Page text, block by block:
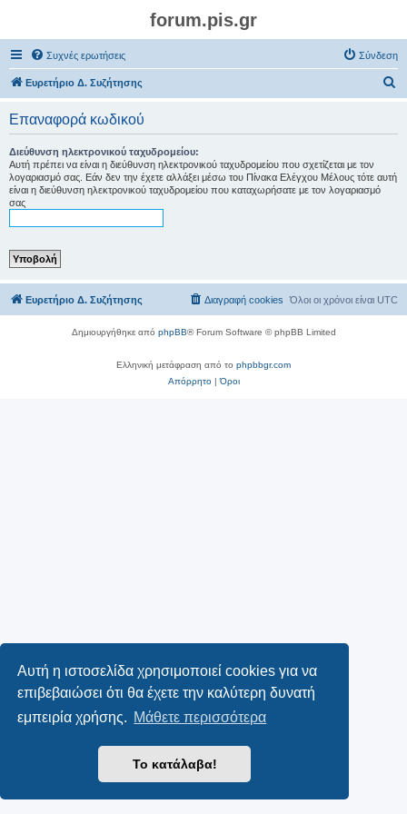
Αυτή η ιστοσελίδα χρησιμοποιεί cookies για να
επιβεβαιώσει ότι θα έχετε την καλύτερη δυνατή
εμπειρία χρήσης. Μάθετε περισσότερα
Το κατάλαβα!
forum.pis.gr
Συχνές ερωτήσεις Σύνδεση
Ευρετήριο Δ. Συζήτησης
Επαναφορά κωδικού
Διεύθυνση ηλεκτρονικού ταχυδρομείου:
Αυτή πρέπει να είναι η διεύθυνση ηλεκτρονικού ταχυδρομείου που σχετίζεται με τον
λογαριασμό σας. Εάν δεν την έχετε αλλάξει μέσω του Πίνακα Ελέγχου Μέλους τότε αυτή
είναι η διεύθυνση ηλεκτρονικού ταχυδρομείου που καταχωρήσατε με τον λογαριασμό
σας
Ευρετήριο Δ. Συζήτησης Όλοι οι χρόνοι είναι UTC
Διαγραφή cookies
Δημιουργήθηκε από phpBB® Forum Software © phpBB Limited
Ελληνική μετάφραση από το phpbbgr.com
Απόρρητο|Όροι